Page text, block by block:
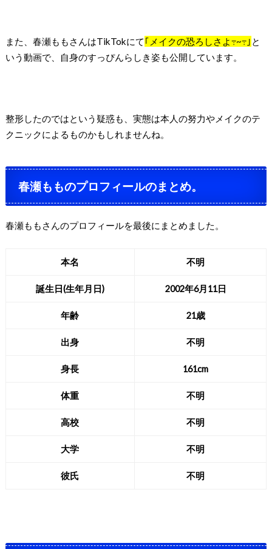
また、春瀬ももさんはTikTokにて ｢メイクの恐ろしさよ߹~߹｣ と
いう動画で、自身のすっぴんらしき姿も公開しています。
整形したのではという疑惑も、実態は本人の努力やメイクのテ
クニックによるものかもしれませんね。
春瀬もものプロフィールのまとめ。
春瀬ももさんのプロフィールを最後にまとめました。
本名 不明
誕生日(生年月日) 2002年6月11日
年齢 21歳
出身 不明
身長 161cm
体重 不明
高校 不明
大学 不明
彼氏 不明